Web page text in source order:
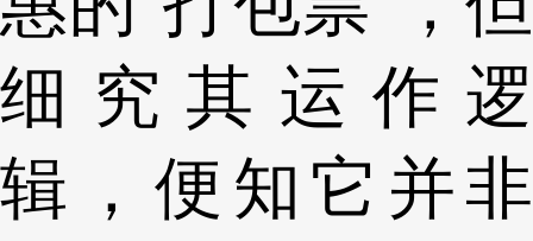
细究其运作逻
辑，便知它并非